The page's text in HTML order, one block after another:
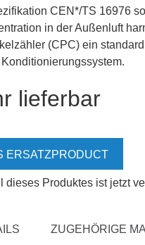
CEN*/TS 16976
in der Außenluft
(CPC) ein
lieferbar
ERSATZPRODUCT
dieses Produktes ist jetzt
ZUGEHÖRIGE